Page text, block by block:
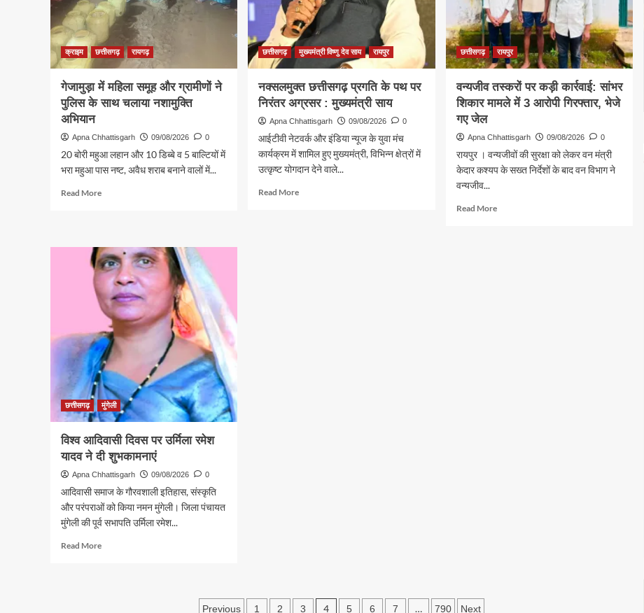
उपचार
होगा
भव्य
आयोजन,
अध्यक्ष
विभा
अवस्थी
ने
तैयारियों
लेकर
निर्देश
क्राइम छत्तीसगढ़ रायगढ़
गेजामुड़ा में महिला समूह और ग्रामीणों ने
पुलिस के साथ चलाया नशामुक्ति
अभियान
Apna Chhattisgarh 09/08/2026 0
20 बोरी महुआ लहान और 10 डिब्बे व 5 बाल्टियों में
भरा महुआ पास नष्ट, अवैध शराब बनाने वालों में...
Read MoreRead
महिला
समूह
ग्रामीणों
ने
पुलिस
के
साथ
चलाया
नशामुक्ति
अभियान
छत्तीसगढ़ मुख्यमंत्री विष्णु देव साय रायपुर
नक्सलमुक्त छत्तीसगढ़ प्रगति के पथ पर
निरंतर अग्रसर : मुख्यमंत्री साय
Apna Chhattisgarh 09/08/2026 0
आईटीवी नेटवर्क और इंडिया न्यूज के युवा मंच
कार्यक्रम में शामिल हुए मुख्यमंत्री, विभिन्न क्षेत्रों में
उत्कृष्ट योगदान देने वाले...
Read MoreRead
छत्तीसगढ़ रायपुर
वन्यजीव तस्करों पर कड़ी कार्रवाई: सांभर
शिकार मामले में 3 आरोपी गिरफ्तार, भेजे
गए जेल
Apna Chhattisgarh 09/08/2026 0
रायपुर । वन्यजीवों की सुरक्षा को लेकर वन मंत्री
केदार कश्यप के सख्त निर्देशों के बाद वन विभाग ने
वन्यजीव...
Read MoreRead
छत्तीसगढ़ मुंगेली
विश्व आदिवासी दिवस पर उर्मिला रमेश
यादव ने दी शुभकामनाएं
Apna Chhattisgarh 09/08/2026 0
आदिवासी समाज के गौरवशाली इतिहास, संस्कृति
और परंपराओं को किया नमन मुंगेली। जिला पंचायत
मुंगेली की पूर्व सभापति उर्मिला रमेश...
Read MoreRead
Previous 1 2 3 4 5 6 7 … 790 Next